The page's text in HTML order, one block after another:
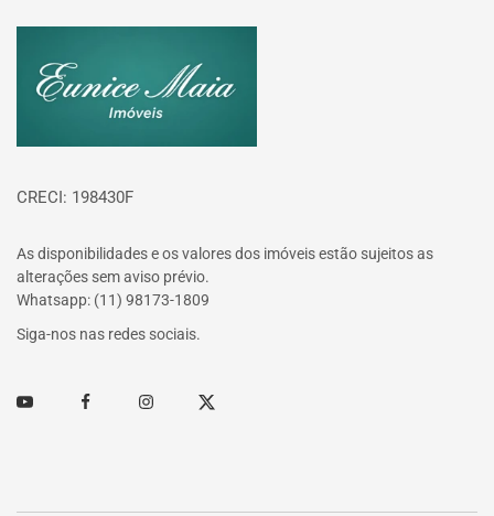
CRECI: 198430F
As disponibilidades e os valores dos imóveis estão sujeitos as
alterações sem aviso prévio.
Whatsapp: (11) 98173-1809
Siga-nos nas redes sociais.
Youtube FacebookInstagramTwitter